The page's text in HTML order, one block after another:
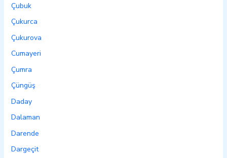
Çubuk
Çukurca
Çukurova
Cumayeri
Çumra
Çüngüş
Daday
Dalaman
Darende
Dargeçit